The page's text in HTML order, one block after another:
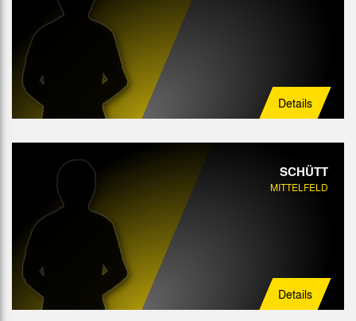
Details
SCHÜTT
MITTELFELD
Details